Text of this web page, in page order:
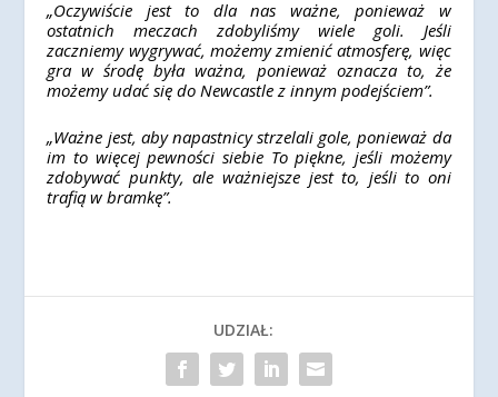
„Oczywiście jest to dla nas ważne, ponieważ w
ostatnich meczach zdobyliśmy wiele goli. Jeśli
zaczniemy wygrywać, możemy zmienić atmosferę, więc
gra w środę była ważna, ponieważ oznacza to, że
możemy udać się do Newcastle z innym podejściem”.
„Ważne jest, aby napastnicy strzelali gole, ponieważ da
im to więcej pewności siebie To piękne, jeśli możemy
zdobywać punkty, ale ważniejsze jest to, jeśli to oni
trafią w bramkę”.
UDZIAŁ: